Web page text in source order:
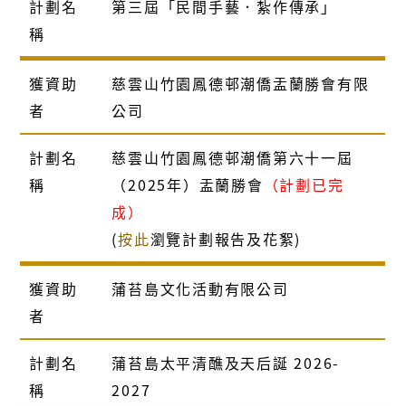
計劃名
稱
第三屆「民間手藝．紮作傳承」
獲資助
者
慈雲山竹園鳳德邨潮僑盂蘭勝會有限
公司
計劃名
稱
慈雲山竹園鳳德邨潮僑第六十一屆
（2025年）盂蘭勝會 （計劃已完
成）
(按此瀏覽計劃報告及花絮)
獲資助
者
蒲苔島文化活動有限公司
計劃名
稱
蒲苔島太平清醮及天后誕 2026-
2027